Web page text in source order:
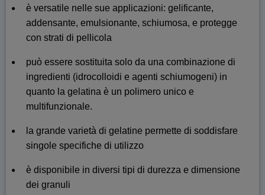
è versatile nelle sue applicazioni: gelificante,
addensante, emulsionante, schiumosa, e protegge
con strati di pellicola
può essere sostituita solo da una combinazione di
ingredienti (idrocolloidi e agenti schiumogeni) in
quanto la gelatina è un polimero unico e
multifunzionale.
la grande varietà di gelatine permette di soddisfare
singole specifiche di utilizzo
è disponibile in diversi tipi di durezza e dimensione
dei granuli